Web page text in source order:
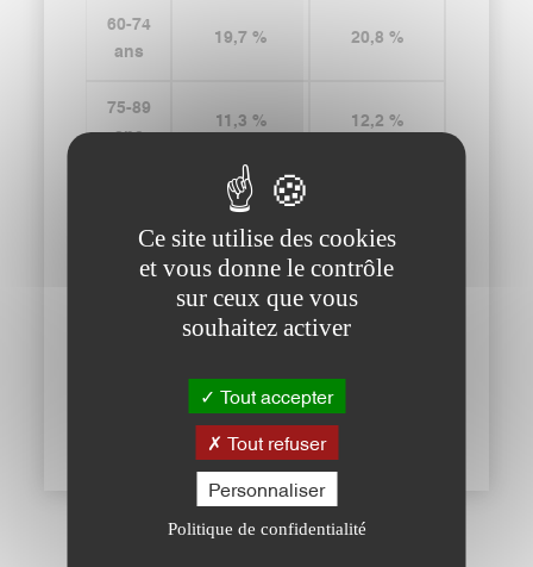
60-74
ans
19,7 % 20,8 %
75-89
ans
11,3 % 12,2 %
0,8 %
Ses logements
4 276 logements répartis en :
Ce site utilise des cookies
et vous donne le contrôle
sur ceux que vous
souhaitez activer
Tout accepter
Tout refuser
Personnaliser
Politique de confidentialité